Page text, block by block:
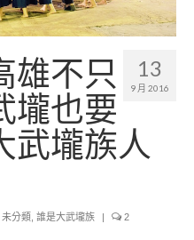
13
9 月 2016
雄不只
壠也要
武壠族人
未分類 誰是大武壠族 | 2